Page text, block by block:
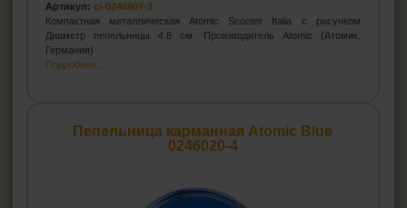
Артикул: cl-0246807-3
Компактная металлическая Atomic Scooter Italia с рисунком
Диаметр пепельницы 4.8 см. Производитель Atomic (Атомик,
Германия)
Подробнее...
Пепельница карманная Atomic Blue
0246020-4